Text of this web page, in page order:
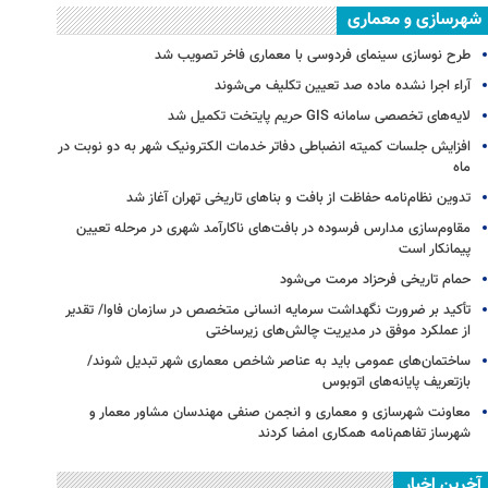
شهرسازی و معماری
طرح نوسازی سینمای فردوسی با معماری فاخر تصویب شد
آراء اجرا نشده ماده صد تعیین تکلیف می‌شوند
لایه‌های تخصصی سامانه GIS حریم پایتخت تکمیل شد
افزایش جلسات کمیته انضباطی دفاتر خدمات الکترونیک شهر به دو نوبت در
ماه
تدوین نظام‌نامه حفاظت از بافت و بناهای تاریخی تهران آغاز شد
مقاوم‌سازی مدارس فرسوده در بافت‌های ناکارآمد شهری در مرحله تعیین
پیمانکار است
حمام تاریخی فرحزاد مرمت می‌شود
تأکید بر ضرورت نگهداشت سرمایه انسانی متخصص در سازمان فاوا/ تقدیر
از عملکرد موفق در مدیریت چالش‌های زیرساختی
ساختمان‌های عمومی باید به عناصر شاخص معماری شهر تبدیل شوند/
بازتعریف پایانه‌های اتوبوس
معاونت شهرسازی و معماری و انجمن صنفی مهندسان مشاور معمار و
شهرساز تفاهم‌نامه همکاری امضا کردند